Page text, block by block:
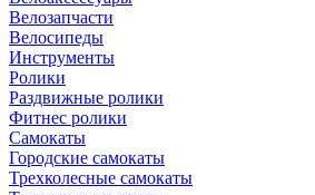
Велозапчасти
Велосипеды
Инструменты
Ролики
Раздвижные ролики
Фитнес ролики
Самокаты
Городские самокаты
Трехколесные самокаты